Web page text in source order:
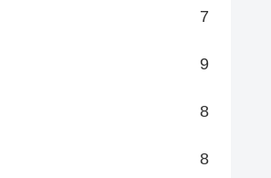
7
9
8
8